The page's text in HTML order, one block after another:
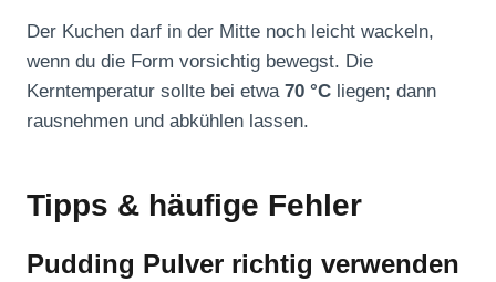
Der Kuchen darf in der Mitte noch leicht wackeln,
wenn du die Form vorsichtig bewegst. Die
Kerntemperatur sollte bei etwa 70 °C liegen; dann
rausnehmen und abkühlen lassen.
Tipps & häufige Fehler
Pudding Pulver richtig verwenden